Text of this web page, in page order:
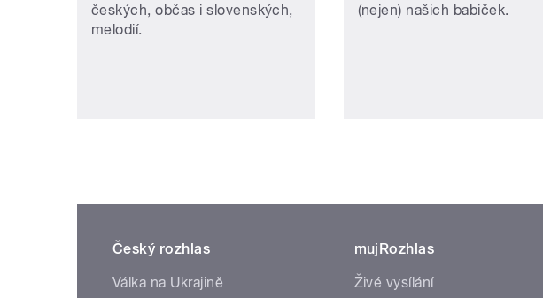
českých, občas i slovenských,
melodií.
(nejen) našich babiček.
Český rozhlas
Válka na Ukrajině
mujRozhlas
Živé vysílání